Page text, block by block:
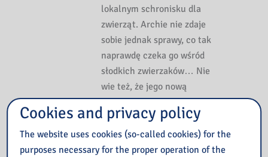
lokalnym schronisku dla
zwierząt. Archie nie zdaje
sobie jednak sprawy, co tak
naprawdę czeka go wśród
słodkich zwierzaków… Nie
wie też, że jego nową
przełożoną okaże się Holly,
która zaplanowała już swoją
vendettę.
Cookies and privacy policy
The website uses cookies (so-called cookies) for the
purposes necessary for the proper operation of the